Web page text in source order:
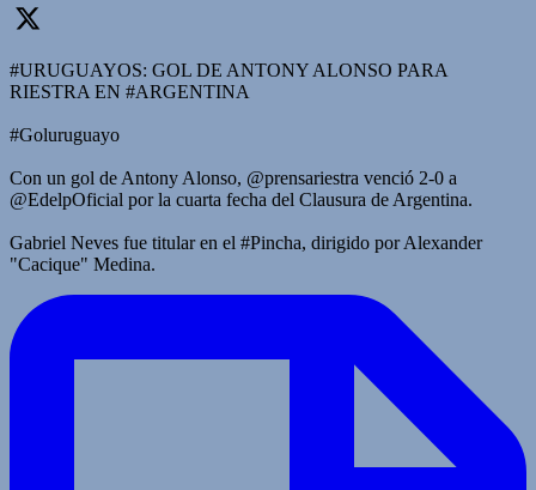
#URUGUAYOS: GOL DE ANTONY ALONSO PARA
RIESTRA EN #ARGENTINA
#Goluruguayo
Con un gol de Antony Alonso, @prensariestra venció 2-0 a
@EdelpOficial por la cuarta fecha del Clausura de Argentina.
Gabriel Neves fue titular en el #Pincha, dirigido por Alexander
"Cacique" Medina.